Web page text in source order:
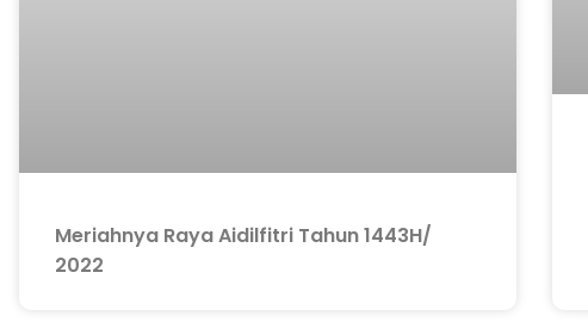
Meriahnya Raya Aidilfitri Tahun 1443H/
2022